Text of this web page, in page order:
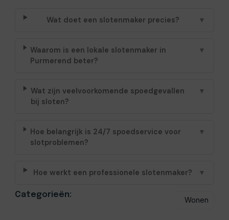
Wat doet een slotenmaker precies? ▼
Waarom is een lokale slotenmaker in
Purmerend beter?
▼
Wat zijn veelvoorkomende spoedgevallen
bij sloten?
▼
Hoe belangrijk is 24/7 spoedservice voor
slotproblemen?
▼
Hoe werkt een professionele slotenmaker? ▼
Categorieën:
Wonen